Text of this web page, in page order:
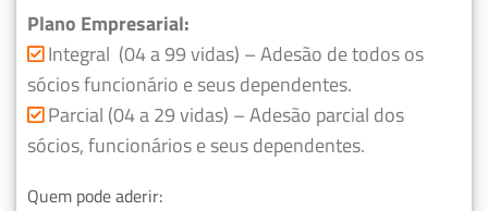
Plano Empresarial:
Integral (04 a 99 vidas) – Adesão de todos os
sócios funcionário e seus dependentes.
Parcial (04 a 29 vidas) – Adesão parcial dos
sócios, funcionários e seus dependentes.
Quem pode aderir: